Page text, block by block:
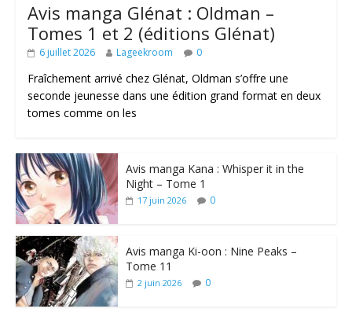
Avis manga Glénat : Oldman –
Tomes 1 et 2 (éditions Glénat)
6 juillet 2026 Lageekroom 0
Fraîchement arrivé chez Glénat, Oldman s’offre une
seconde jeunesse dans une édition grand format en deux
tomes comme on les
Avis manga Kana : Whisper it in the
Night – Tome 1
17 juin 2026 0
Avis manga Ki-oon : Nine Peaks –
Tome 11
2 juin 2026 0